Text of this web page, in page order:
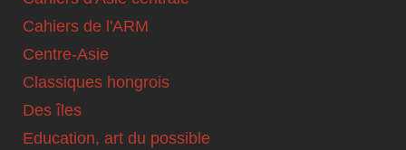
Cahiers de l'ARM
Centre-Asie
Classiques hongrois
Des îles
Education, art du possible